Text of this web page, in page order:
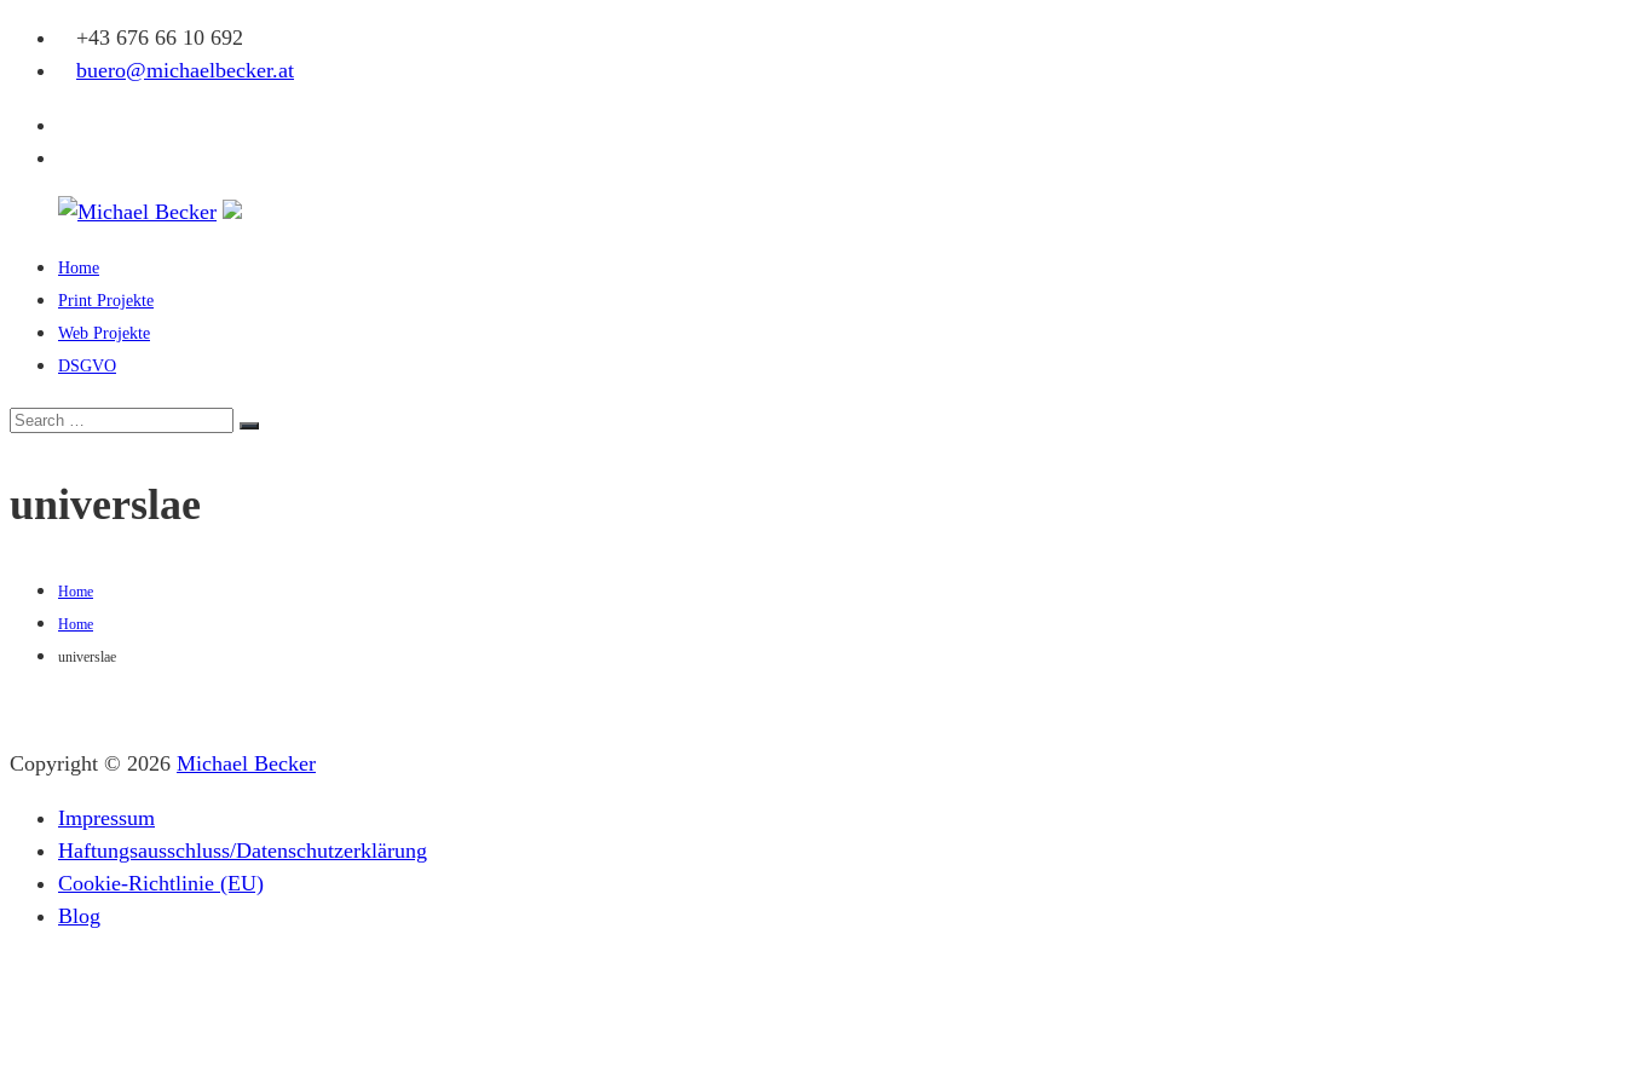
Skip
+43 676 66 10 692
buero@michaelbecker.at
Michael
Becker
Eine
weitere
WordPress-
Home
Print Projekte
Web Projekte
DSGVO
Search
Search
universlae
Home
Home
universlae
Copyright © 2026 Michael Becker
Impressum
Haftungsausschluss/Datenschutzerklärung
Cookie-Richtlinie (EU)
Blog